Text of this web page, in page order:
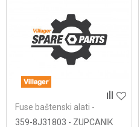
Fuse baštenski alati -
359-8J31803 - ZUPCANIK